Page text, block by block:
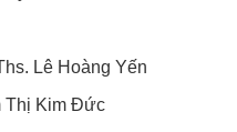
Lê Hoàng Yến
Thị Kim Đức